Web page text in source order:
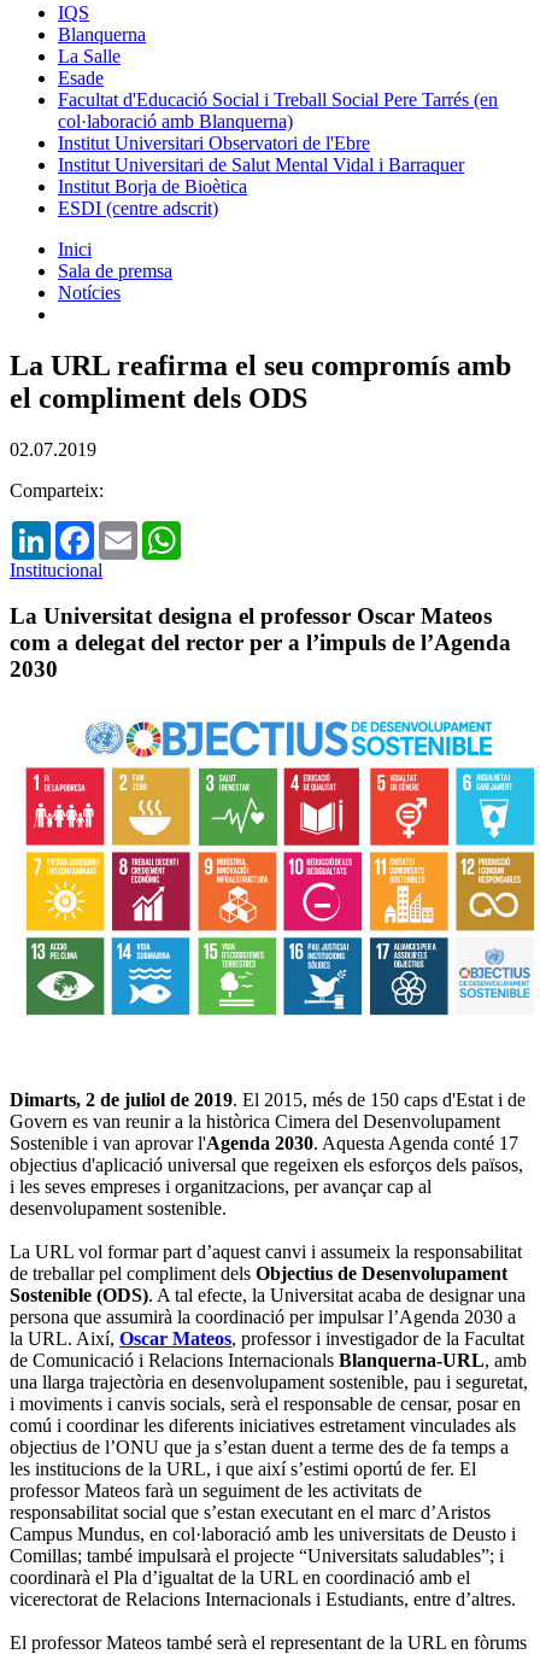
IQS
Blanquerna
La Salle
Esade
Facultat d'Educació Social i Treball Social Pere Tarrés (en
col·laboració amb Blanquerna)
Institut Universitari Observatori de l'Ebre
Institut Universitari de Salut Mental Vidal i Barraquer
Institut Borja de Bioètica
ESDI (centre adscrit)
Inici
Sala de premsa
Notícies
La URL reafirma el seu compromís amb
el compliment dels ODS
02.07.2019
Comparteix:
LinkedInFacebook
Email
Institucional
La Universitat designa el professor Oscar Mateos
com a delegat del rector per a l’impuls de l’Agenda
2030
Dimarts, 2 de juliol de 2019. El 2015, més de 150 caps d'Estat i de
Govern es van reunir a la històrica Cimera del Desenvolupament
Sostenible i van aprovar l'Agenda 2030. Aquesta Agenda conté 17
objectius d'aplicació universal que regeixen els esforços dels països,
i les seves empreses i organitzacions, per avançar cap al
desenvolupament sostenible.
La URL vol formar part d’aquest canvi i assumeix la responsabilitat
de treballar pel compliment dels Objectius de Desenvolupament
Sostenible (ODS). A tal efecte, la Universitat acaba de designar una
persona que assumirà la coordinació per impulsar l’Agenda 2030 a
la URL. Així, Oscar Mateos, professor i investigador de la Facultat
de Comunicació i Relacions Internacionals Blanquerna-URL, amb
una llarga trajectòria en desenvolupament sostenible, pau i seguretat,
i moviments i canvis socials, serà el responsable de censar, posar en
comú i coordinar les diferents iniciatives estretament vinculades als
objectius de l’ONU que ja s’estan duent a terme des de fa temps a
les institucions de la URL, i que així s’estimi oportú de fer. El
professor Mateos farà un seguiment de les activitats de
responsabilitat social que s’estan executant en el marc d’Aristos
Campus Mundus, en col·laboració amb les universitats de Deusto i
Comillas; també impulsarà el projecte “Universitats saludables”; i
coordinarà el Pla d’igualtat de la URL en coordinació amb el
vicerectorat de Relacions Internacionals i Estudiants, entre d’altres.
El professor Mateos també serà el representant de la URL en fòrums